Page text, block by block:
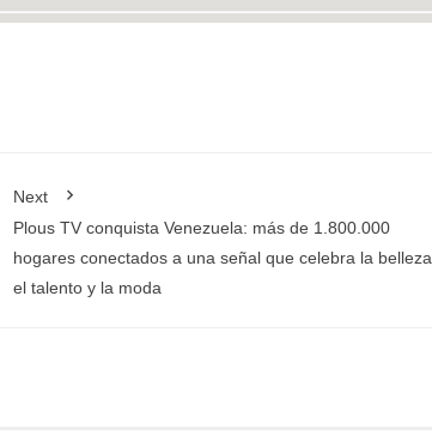
Next
Plous TV conquista Venezuela: más de 1.800.000
hogares conectados a una señal que celebra la belleza,
el talento y la moda